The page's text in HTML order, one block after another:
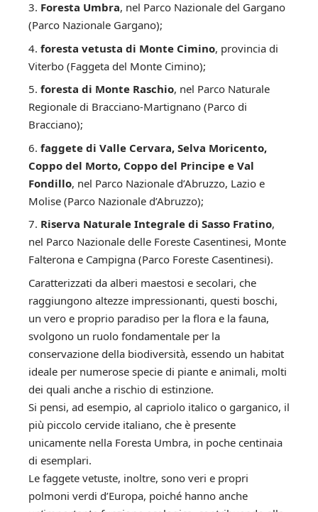
Foresta Umbra, nel Parco Nazionale del Gargano
(Parco Nazionale Gargano);
foresta vetusta di Monte Cimino, provincia di
Viterbo (Faggeta del Monte Cimino);
foresta di Monte Raschio, nel Parco Naturale
Regionale di Bracciano-Martignano (Parco di
Bracciano);
faggete di Valle Cervara, Selva Moricento,
Coppo del Morto, Coppo del Principe e Val
Fondillo, nel Parco Nazionale d’Abruzzo, Lazio e
Molise (Parco Nazionale d’Abruzzo);
Riserva Naturale Integrale di Sasso Fratino,
nel Parco Nazionale delle Foreste Casentinesi, Monte
Falterona e Campigna (Parco Foreste Casentinesi).
Caratterizzati da alberi maestosi e secolari, che
raggiungono altezze impressionanti, questi boschi,
un vero e proprio paradiso per la flora e la fauna,
svolgono un ruolo fondamentale per la
conservazione della biodiversità, essendo un habitat
ideale per numerose specie di piante e animali, molti
dei quali anche a rischio di estinzione.
Si pensi, ad esempio, al capriolo italico o garganico, il
più piccolo cervide italiano, che è presente
unicamente nella Foresta Umbra, in poche centinaia
di esemplari.
Le faggete vetuste, inoltre, sono veri e propri
polmoni verdi d’Europa, poiché hanno anche